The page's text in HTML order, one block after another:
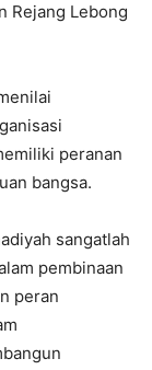
Rejang Lebong
peranan
bangsa.
sangatlah
pembinaan
peran